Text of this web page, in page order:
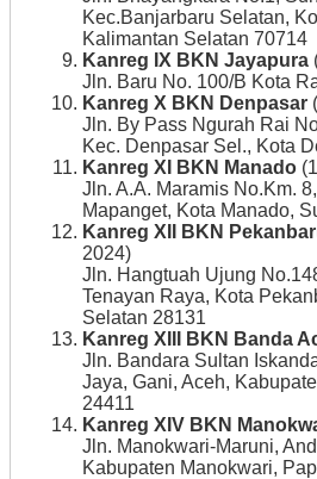
Kec.Banjarbaru Selatan,
Kalimantan Selatan 70714
Kanreg IX BKN Jayapura
Jln. Baru No. 100/B Kota
Kanreg X BKN Denpasar
Jln. By Pass Ngurah Rai
Kec. Denpasar Sel., Kota
Kanreg XI BKN Manado
Jln. A.A. Maramis No.Km.
Mapanget, Kota Manado,
Kanreg XII BKN
2024)
Jln. Hangtuah Ujung
Tenayan Raya, Kota
Selatan 28131
Kanreg XIII BKN Banda
Jln. Bandara Sultan
Jaya, Gani, Aceh,
24411
Kanreg XIV BKN
Jln. Manokwari-Maruni,
Kabupaten Manokwari,